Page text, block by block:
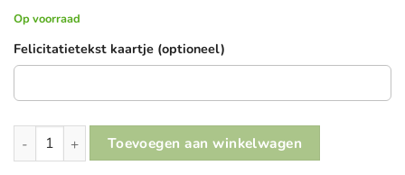
Op voorraad
Felicitatietekst kaartje (optioneel)
Little Dutch Knuffel Nijlpaard – Safari Friends aantal
Toevoegen aan winkelwagen